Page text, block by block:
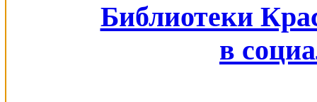
Библиотеки
в